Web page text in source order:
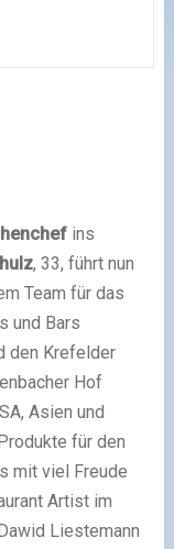
ins
, 33, führt nun
Team für das
und Bars
den Krefelder
Hof
Asien und
für den
mit viel Freude
Artist im
Liestemann